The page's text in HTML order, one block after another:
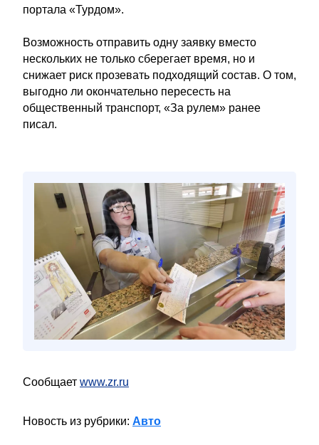
портала «Турдом».
Возможность отправить одну заявку вместо
нескольких не только сберегает время, но и
снижает риск прозевать подходящий состав. О том,
выгодно ли окончательно пересесть на
общественный транспорт, «За рулем» ранее
писал.
Сообщает www.zr.ru
Новость из рубрики: Авто